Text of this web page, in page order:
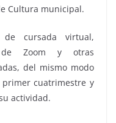
Cultura municipal.
cursada virtual,
de Zoom y otras
del mismo modo
cuatrimestre y
actividad.